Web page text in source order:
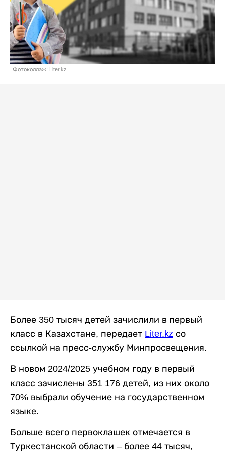
Фотоколлаж: Liter.kz
​​Более 350 тысяч детей зачислили в первый
класс в Казахстане, передает Liter.kz со
ссылкой на пресс-службу Минпросвещения.
В новом 2024/2025 учебном году в первый
класс зачислены 351 176 детей, из них около
70% выбрали обучение на государственном
языке.
Больше всего первоклашек отмечается в
Туркестанской области – более 44 тысяч,